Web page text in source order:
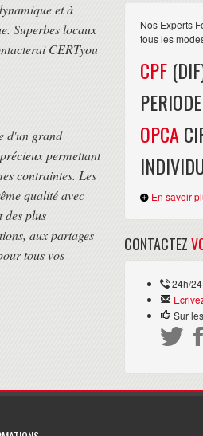
et à
Superbes locaux
CERTyou
d'un grand
permettant
contraintes. Les
qualité avec
des plus
aux partages
tous vos
Nos Experts
tous les
CPF
OPCA
En savoir
CONTACTEZ
24h/
Sur